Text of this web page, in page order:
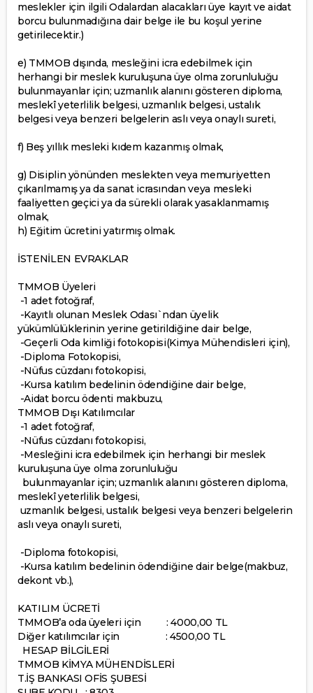
meslekler için ilgili Odalardan alacakları üye kayıt ve aidat
borcu bulunmadığına dair belge ile bu koşul yerine
getirilecektir.)
e) TMMOB dışında, mesleğini icra edebilmek için
herhangi bir meslek kuruluşuna üye olma zorunluluğu
bulunmayanlar için; uzmanlık alanını gösteren diploma,
meslekî yeterlilik belgesi, uzmanlık belgesi, ustalık
belgesi veya benzeri belgelerin aslı veya onaylı sureti,
f) Beş yıllık mesleki kıdem kazanmış olmak,
g) Disiplin yönünden meslekten veya memuriyetten
çıkarılmamış ya da sanat icrasından veya mesleki
faaliyetten geçici ya da sürekli olarak yasaklanmamış
olmak,
h) Eğitim ücretini yatırmış olmak.
İSTENİLEN EVRAKLAR
TMMOB Üyeleri
-1 adet fotoğraf,
-Kayıtlı olunan Meslek Odası`ndan üyelik
yükümlülüklerinin yerine getirildiğine dair belge,
-Geçerli Oda kimliği fotokopisi(Kimya Mühendisleri için),
-Diploma Fotokopisi,
-Nüfus cüzdanı fotokopisi,
-Kursa katılım bedelinin ödendiğine dair belge,
-Aidat borcu ödenti makbuzu,
TMMOB Dışı Katılımcılar
-1 adet fotoğraf,
-Nüfus cüzdanı fotokopisi,
-Mesleğini icra edebilmek için herhangi bir meslek
kuruluşuna üye olma zorunluluğu
bulunmayanlar için; uzmanlık alanını gösteren diploma,
meslekî yeterlilik belgesi,
uzmanlık belgesi, ustalık belgesi veya benzeri belgelerin
aslı veya onaylı sureti,
-Diploma fotokopisi,
-Kursa katılım bedelinin ödendiğine dair belge(makbuz,
dekont vb.),
KATILIM ÜCRETİ
TMMOB’a oda üyeleri için : 4000,00 TL
Diğer katılımcılar için : 4500,00 TL
HESAP BİLGİLERİ
TMMOB KİMYA MÜHENDİSLERİ
T.İŞ BANKASI OFİS ŞUBESİ